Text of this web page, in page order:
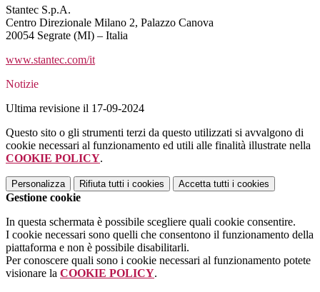
Stantec S.p.A.
Centro Direzionale Milano 2, Palazzo Canova
20054 Segrate (MI) – Italia
www.stantec.com/it
Notizie
Ultima revisione il 17-09-2024
Questo sito o gli strumenti terzi da questo utilizzati si avvalgono di
cookie necessari al funzionamento ed utili alle finalità illustrate nella
COOKIE POLICY.
Personalizza Rifiuta tutti i cookies Accetta tutti i cookies
Gestione cookie
In questa schermata è possibile scegliere quali cookie consentire.
I cookie necessari sono quelli che consentono il funzionamento della
piattaforma e non è possibile disabilitarli.
Per conoscere quali sono i cookie necessari al funzionamento potete
visionare la COOKIE POLICY.